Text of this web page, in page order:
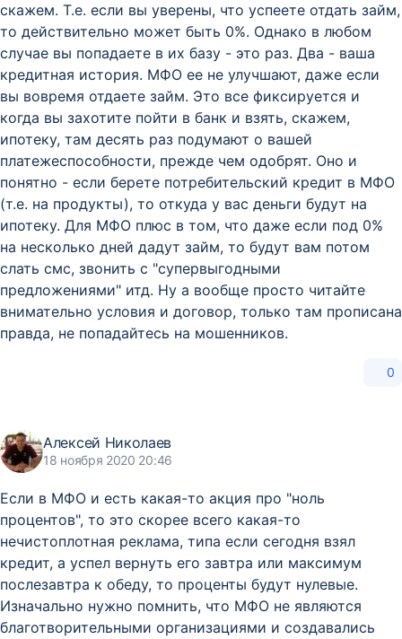
скажем. Т.е. если вы уверены, что успеете отдать займ,
то действительно может быть 0%. Однако в любом
случае вы попадаете в их базу - это раз. Два - ваша
кредитная история. МФО ее не улучшают, даже если
вы вовремя отдаете займ. Это все фиксируется и
когда вы захотите пойти в банк и взять, скажем,
ипотеку, там десять раз подумают о вашей
платежеспособности, прежде чем одобрят. Оно и
понятно - если берете потребительский кредит в МФО
(т.е. на продукты), то откуда у вас деньги будут на
ипотеку. Для МФО плюс в том, что даже если под 0%
на несколько дней дадут займ, то будут вам потом
слать смс, звонить с "супервыгодными
предложениями" итд. Ну а вообще просто читайте
внимательно условия и договор, только там прописана
правда, не попадайтесь на мошенников.
0
Алексей Николаев
18 ноября 2020 20:46
Если в МФО и есть какая-то акция про "ноль
процентов", то это скорее всего какая-то
нечистоплотная реклама, типа если сегодня взял
кредит, а успел вернуть его завтра или максимум
послезавтра к обеду, то проценты будут нулевые.
Изначально нужно помнить, что МФО не являются
благотворительными организациями и создавались